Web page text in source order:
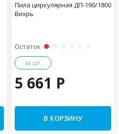
Пила циркулярная ДП-190/1800
Вихрь
Остаток
за шт.
5 661 P
В КОРЗИНУ